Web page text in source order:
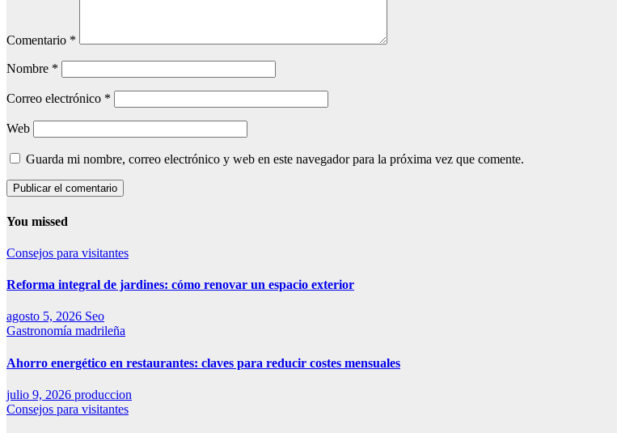
Comentario *
Nombre *
Correo electrónico *
Web
Guarda mi nombre, correo electrónico y web en este navegador para la próxima vez que comente.
You missed
Consejos para visitantes
Reforma integral de jardines: cómo renovar un espacio exterior
agosto 5, 2026 Seo
Gastronomía madrileña
Ahorro energético en restaurantes: claves para reducir costes mensuales
julio 9, 2026 produccion
Consejos para visitantes